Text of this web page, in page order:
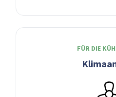
FÜR DIE